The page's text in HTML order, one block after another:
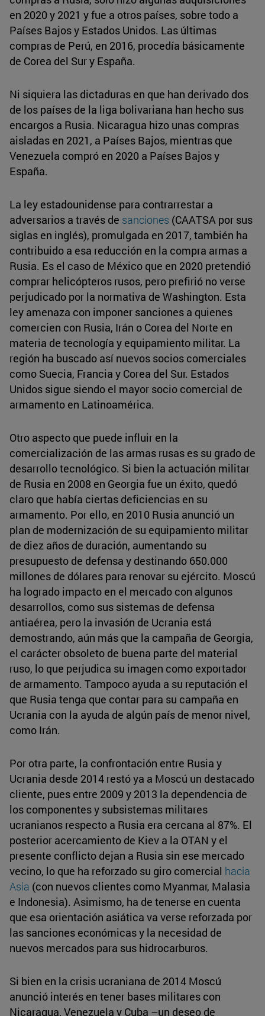
en 2020 y 2021 y fue a otros países, sobre todo a
Países Bajos y Estados Unidos. Las últimas
compras de Perú, en 2016, procedía básicamente
de Corea del Sur y España.
Ni siquiera las dictaduras en que han derivado dos
de los países de la liga bolivariana han hecho sus
encargos a Rusia. Nicaragua hizo unas compras
aisladas en 2021, a Países Bajos, mientras que
Venezuela compró en 2020 a Países Bajos y
España.
La ley estadounidense para contrarrestar a
adversarios a través de sanciones (CAATSA por sus
siglas en inglés), promulgada en 2017, también ha
contribuido a esa reducción en la compra armas a
Rusia. Es el caso de México que en 2020 pretendió
comprar helicópteros rusos, pero prefirió no verse
perjudicado por la normativa de Washington. Esta
ley amenaza con imponer sanciones a quienes
comercien con Rusia, Irán o Corea del Norte en
materia de tecnología y equipamiento militar. La
región ha buscado así nuevos socios comerciales
como Suecia, Francia y Corea del Sur. Estados
Unidos sigue siendo el mayor socio comercial de
armamento en Latinoamérica.
Otro aspecto que puede influir en la
comercialización de las armas rusas es su grado de
desarrollo tecnológico. Si bien la actuación militar
de Rusia en 2008 en Georgia fue un éxito, quedó
claro que había ciertas deficiencias en su
armamento. Por ello, en 2010 Rusia anunció un
plan de modernización de su equipamiento militar
de diez años de duración, aumentando su
presupuesto de defensa y destinando 650.000
millones de dólares para renovar su ejército. Moscú
ha logrado impacto en el mercado con algunos
desarrollos, como sus sistemas de defensa
antiaérea, pero la invasión de Ucrania está
demostrando, aún más que la campaña de Georgia,
el carácter obsoleto de buena parte del material
ruso, lo que perjudica su imagen como exportador
de armamento. Tampoco ayuda a su reputación el
que Rusia tenga que contar para su campaña en
Ucrania con la ayuda de algún país de menor nivel,
como Irán.
Por otra parte, la confrontación entre Rusia y
Ucrania desde 2014 restó ya a Moscú un destacado
cliente, pues entre 2009 y 2013 la dependencia de
los componentes y subsistemas militares
ucranianos respecto a Rusia era cercana al 87%. El
posterior acercamiento de Kiev a la OTAN y el
presente conflicto dejan a Rusia sin ese mercado
vecino, lo que ha reforzado su giro comercial hacia
Asia (con nuevos clientes como Myanmar, Malasia
e Indonesia). Asimismo, ha de tenerse en cuenta
que esa orientación asiática va verse reforzada por
las sanciones económicas y la necesidad de
nuevos mercados para sus hidrocarburos.
Si bien en la crisis ucraniana de 2014 Moscú
anunció interés en tener bases militares con
Nicaragua, Venezuela y Cuba –un deseo de